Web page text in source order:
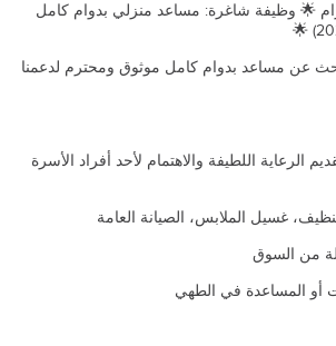
🌟 وظيفة شاغرة: مساعد منزلي بدوام كامل
عن مساعد بدوام كامل موثوق ومحترم لدعمنا
الرعاية اللطيفة والاهتمام لأحد أفراد الأسرة
غسيل الملابس، الصيانة العامة
من السوق
أو المساعدة في الطهي